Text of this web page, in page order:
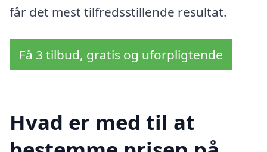
får det mest tilfredsstillende resultat.
Få 3 tilbud, gratis og uforpligtende
Hvad er med til at